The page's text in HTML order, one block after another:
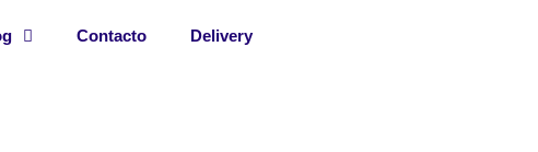
Contacto Delivery